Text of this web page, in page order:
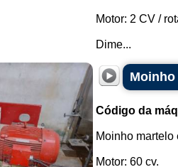
Motor: 2 CV /
Dime...
Código da
Moinho martelo
Motor: 60 cv.